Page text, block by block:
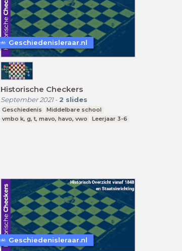
Historische Checkers
September 2021- 2 slides
Geschiedenis
Middelbare school
vmbo k, g, t, mavo, havo, vwo
Leerjaar 3-6
Geschiedenisleraar.nl
Geschiedenisleraar.nl